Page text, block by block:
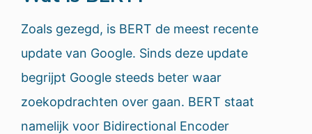
Zoals gezegd, is BERT de meest recente
update van Google. Sinds deze update
begrijpt Google steeds beter waar
zoekopdrachten over gaan. BERT staat
namelijk voor Bidirectional Encoder